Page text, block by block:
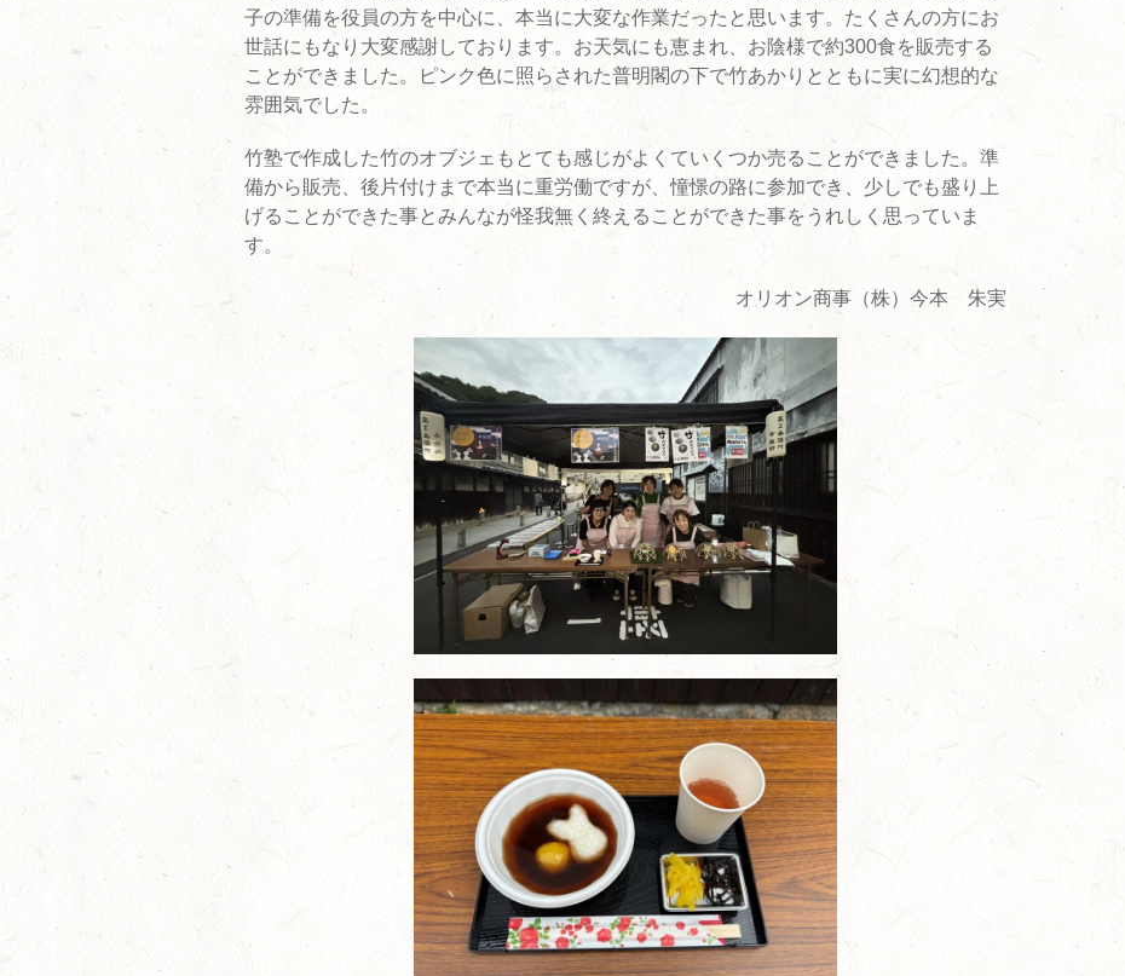
子の準備を役員の方を中心に、本当に大変な作業だったと思います。たくさんの方にお
世話にもなり大変感謝しております。お天気にも恵まれ、お陰様で約300食を販売する
ことができました。ピンク色に照らされた普明閣の下で竹あかりとともに実に幻想的な
雰囲気でした。
竹塾で作成した竹のオブジェもとても感じがよくていくつか売ることができました。準
備から販売、後片付けまで本当に重労働ですが、憧憬の路に参加でき、少しでも盛り上
げることができた事とみんなが怪我無く終えることができた事をうれしく思っていま
す。
オリオン商事（株）今本 朱実